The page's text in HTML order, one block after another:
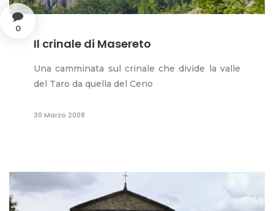
0
Il crinale di Masereto
Una camminata sul crinale che divide la valle
del Taro da quella del Ceno
30 Marzo 2008